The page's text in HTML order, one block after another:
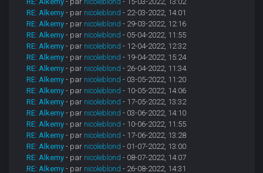
RE: Alkemy - par nicoleblond - 22-03-2022, 14:01
RE: Alkemy - par nicoleblond - 29-03-2022, 12:16
RE: Alkemy - par nicoleblond - 05-04-2022, 11:55
RE: Alkemy - par nicoleblond - 12-04-2022, 12:32
RE: Alkemy - par nicoleblond - 19-04-2022, 15:24
RE: Alkemy - par nicoleblond - 26-04-2022, 11:34
RE: Alkemy - par nicoleblond - 03-05-2022, 11:20
RE: Alkemy - par nicoleblond - 10-05-2022, 14:06
RE: Alkemy - par nicoleblond - 17-05-2022, 13:32
RE: Alkemy - par nicoleblond - 03-06-2022, 14:10
RE: Alkemy - par nicoleblond - 10-06-2022, 11:55
RE: Alkemy - par nicoleblond - 17-06-2022, 13:28
RE: Alkemy - par nicoleblond - 01-07-2022, 13:00
RE: Alkemy - par nicoleblond - 08-07-2022, 14:07
RE: Alkemy - par nicoleblond - 26-08-2022, 14:31